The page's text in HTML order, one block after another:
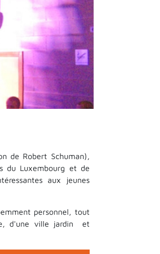
de Robert Schuman),
du Luxembourg et de
aux jeunes
personnel, tout
d'une ville jardin et